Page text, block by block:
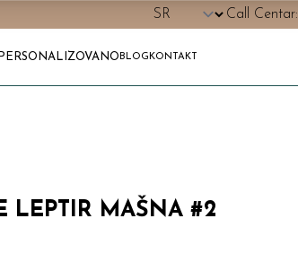
Call Centar:
PERSONALIZOVANO BLOG KONTAKT
LEPTIR MAŠNA #2